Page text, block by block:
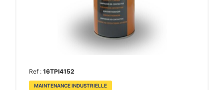
Ref : 16TPI4152
MAINTENANCE INDUSTRIELLE